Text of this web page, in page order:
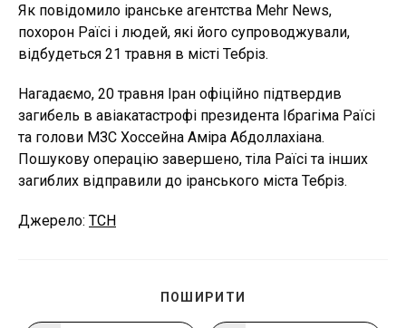
Як повідомило іранське агентства Mehr News,
похорон Раїсі і людей, які його супроводжували,
відбудеться 21 травня в місті Тебріз.
Нагадаємо, 20 травня Іран офіційно підтвердив
загибель в авіакатастрофі президента Ібрагіма Раїсі
та голови МЗС Хоссейна Аміра Абдоллахіана.
Пошукову операцію завершено, тіла Раїсі та інших
загиблих відправили до іранського міста Тебріз.
Джерело: ТСН
ПОШИРИТИ